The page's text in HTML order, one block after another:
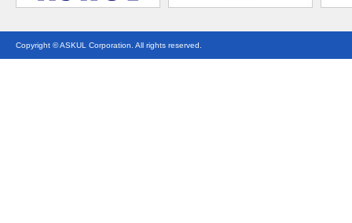
Copyright © ASKUL Corporation. All rights reserved.